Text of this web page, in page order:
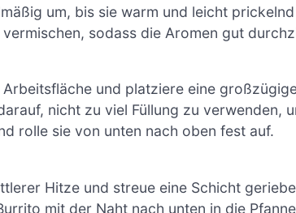
um, bis sie warm und leicht
sodass die Aromen gut
und platziere eine
nicht zu viel Füllung zu verwenden,
rolle sie von unten nach oben fest auf.
Hitze und streue eine Schicht
mit der Naht nach unten in die